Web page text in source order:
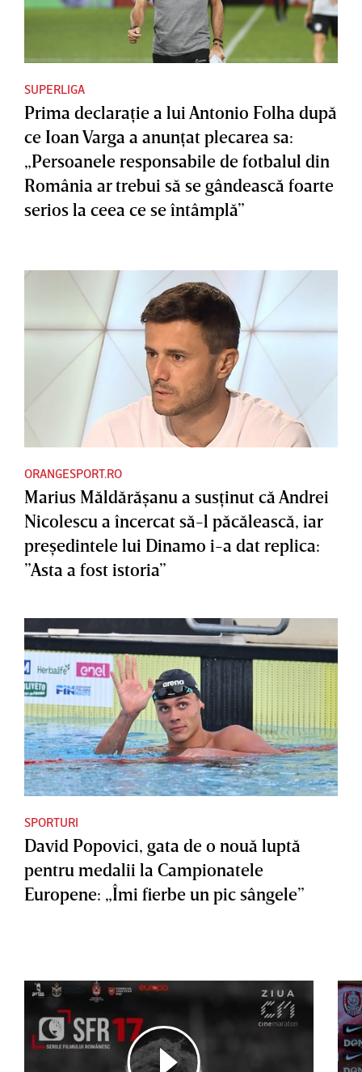
SUPERLIGA
Prima declaraţie a lui Antonio Folha după
ce Ioan Varga a anunţat plecarea sa:
„Persoanele responsabile de fotbalul din
România ar trebui să se gândească foarte
serios la ceea ce se întâmplă”
ORANGESPORT.RO
Marius Măldărăşanu a susţinut că Andrei
Nicolescu a încercat să-l păcălească, iar
preşedintele lui Dinamo i-a dat replica:
”Asta a fost istoria”
SPORTURI
David Popovici, gata de o nouă luptă
pentru medalii la Campionatele
Europene: „Îmi fierbe un pic sângele”